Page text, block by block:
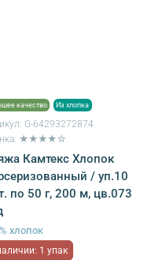
качество Из хлопка
G-64293272874
★★★★☆
Камтекс Хлопок
/ уп.10
по 50 г, 200 м, цв.073
хлопок
1 упак